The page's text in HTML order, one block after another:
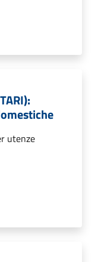
utenze